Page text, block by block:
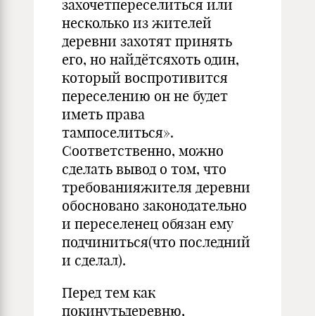
захочетпереселиться или
несколько из жителей
деревни захотят принять
его, но найдётсяхоть один,
который воспротивится
переселению он не будет
иметь права
тампоселиться».
Соответственно, можно
сделать вывод о том, что
требованияжителя деревни
обосновано законодательно
и переселенец обязан ему
подчиниться(что последний
и сделал).
Перед тем как
покинутьдеревню,